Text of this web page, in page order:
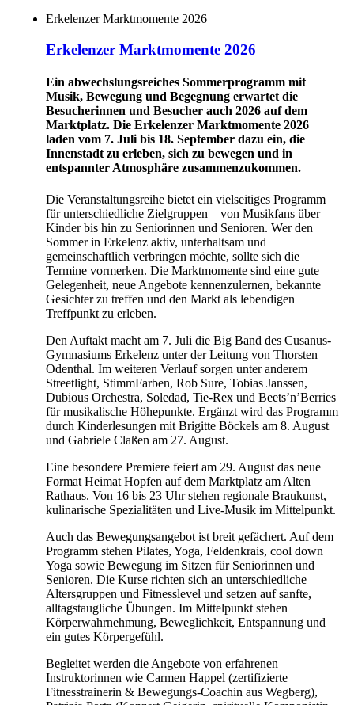
Erkelenzer Marktmomente 2026
Erkelenzer Marktmomente 2026
Ein abwechslungsreiches Sommerprogramm mit
Musik, Bewegung und Begegnung erwartet die
Besucherinnen und Besucher auch 2026 auf dem
Marktplatz. Die Erkelenzer Marktmomente 2026
laden vom 7. Juli bis 18. September dazu ein, die
Innenstadt zu erleben, sich zu bewegen und in
entspannter Atmosphäre zusammenzukommen.
Die Veranstaltungsreihe bietet ein vielseitiges Programm
für unterschiedliche Zielgruppen – von Musikfans über
Kinder bis hin zu Seniorinnen und Senioren. Wer den
Sommer in Erkelenz aktiv, unterhaltsam und
gemeinschaftlich verbringen möchte, sollte sich die
Termine vormerken. Die Marktmomente sind eine gute
Gelegenheit, neue Angebote kennenzulernen, bekannte
Gesichter zu treffen und den Markt als lebendigen
Treffpunkt zu erleben.
Den Auftakt macht am 7. Juli die Big Band des Cusanus-
Gymnasiums Erkelenz unter der Leitung von Thorsten
Odenthal. Im weiteren Verlauf sorgen unter anderem
Streetlight, StimmFarben, Rob Sure, Tobias Janssen,
Dubious Orchestra, Soledad, Tie-Rex und Beets’n’Berries
für musikalische Höhepunkte. Ergänzt wird das Programm
durch Kinderlesungen mit Brigitte Böckels am 8. August
und Gabriele Claßen am 27. August.
Eine besondere Premiere feiert am 29. August das neue
Format Heimat Hopfen auf dem Marktplatz am Alten
Rathaus. Von 16 bis 23 Uhr stehen regionale Braukunst,
kulinarische Spezialitäten und Live-Musik im Mittelpunkt.
Auch das Bewegungsangebot ist breit gefächert. Auf dem
Programm stehen Pilates, Yoga, Feldenkrais, cool down
Yoga sowie Bewegung im Sitzen für Seniorinnen und
Senioren. Die Kurse richten sich an unterschiedliche
Altersgruppen und Fitnesslevel und setzen auf sanfte,
alltagstaugliche Übungen. Im Mittelpunkt stehen
Körperwahrnehmung, Beweglichkeit, Entspannung und
ein gutes Körpergefühl.
Begleitet werden die Angebote von erfahrenen
Instruktorinnen wie Carmen Happel (zertifizierte
Fitnesstrainerin & Bewegungs-Coachin aus Wegberg),